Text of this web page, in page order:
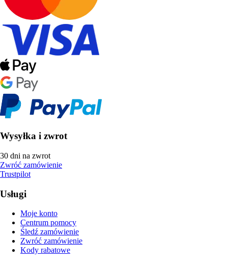
Wysyłka i zwrot
30 dni na zwrot
Zwróć zamówienie
Trustpilot
Usługi
Moje konto
Centrum pomocy
Śledź zamówienie
Zwróć zamówienie
Kody rabatowe